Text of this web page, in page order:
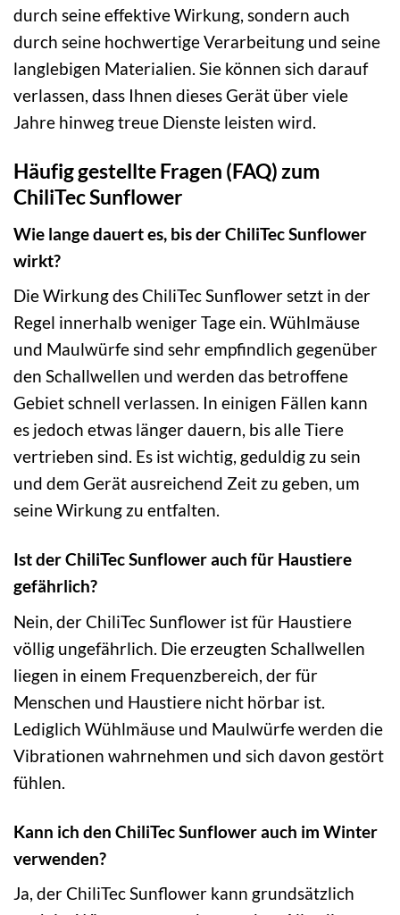
durch seine effektive Wirkung, sondern auch
durch seine hochwertige Verarbeitung und seine
langlebigen Materialien. Sie können sich darauf
verlassen, dass Ihnen dieses Gerät über viele
Jahre hinweg treue Dienste leisten wird.
Häufig gestellte Fragen (FAQ) zum
ChiliTec Sunflower
Wie lange dauert es, bis der ChiliTec Sunflower
wirkt?
Die Wirkung des ChiliTec Sunflower setzt in der
Regel innerhalb weniger Tage ein. Wühlmäuse
und Maulwürfe sind sehr empfindlich gegenüber
den Schallwellen und werden das betroffene
Gebiet schnell verlassen. In einigen Fällen kann
es jedoch etwas länger dauern, bis alle Tiere
vertrieben sind. Es ist wichtig, geduldig zu sein
und dem Gerät ausreichend Zeit zu geben, um
seine Wirkung zu entfalten.
Ist der ChiliTec Sunflower auch für Haustiere
gefährlich?
Nein, der ChiliTec Sunflower ist für Haustiere
völlig ungefährlich. Die erzeugten Schallwellen
liegen in einem Frequenzbereich, der für
Menschen und Haustiere nicht hörbar ist.
Lediglich Wühlmäuse und Maulwürfe werden die
Vibrationen wahrnehmen und sich davon gestört
fühlen.
Kann ich den ChiliTec Sunflower auch im Winter
verwenden?
Ja, der ChiliTec Sunflower kann grundsätzlich